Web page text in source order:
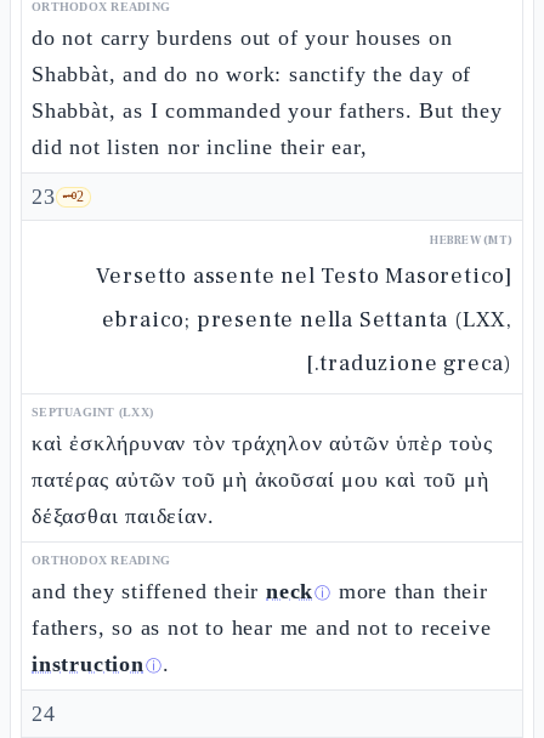
ORTHODOX READING
do not carry burdens out of your houses on
Shabbàt, and do no work: sanctify the day of
Shabbàt, as I commanded your fathers. But they
did not listen nor incline their ear,
23 🗝️2
HEBREW (MT)
[Versetto assente nel Testo Masoretico
ebraico; presente nella Settanta (LXX,
traduzione greca).]
SEPTUAGINT (LXX)
καὶ ἐσκλήρυναν τὸν τράχηλον αὐτῶν ὑπὲρ τοὺς
πατέρας αὐτῶν τοῦ μὴ ἀκοῦσαί μου καὶ τοῦ μὴ
δέξασθαι παιδείαν.
ORTHODOX READING
and they stiffened their neckⓘ more than their
fathers, so as not to hear me and not to receive
instructionⓘ.
24